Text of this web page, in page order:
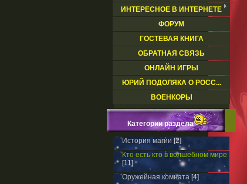
ИНТЕРЕСНОЕ В ИНТЕРНЕТЕ
ФОРУМ
ГОСТЕВАЯ КНИГА
ОБРАТНАЯ СВЯЗЬ
ОНЛАЙН ИГРЫ
ЮРИЙ ПОДОЛЯКА О РОСС...
ВОЕНКОРЫ
Категории раздела
История магии [2]
Кто есть кто в волшебном мире
[11]
Оружейная комната [4]